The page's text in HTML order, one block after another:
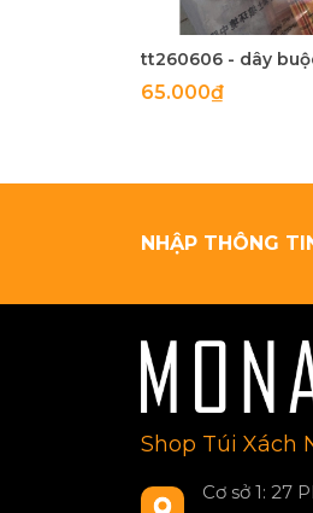
tt260606 - dây
65.000₫
NHẬP THÔNG
Shop Túi Xách
Cơ sở 1: 27